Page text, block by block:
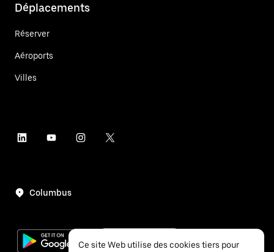
Déplacements
Réserver
Aéroports
Villes
Columbus
Ce site Web utilise des cookies tiers pour